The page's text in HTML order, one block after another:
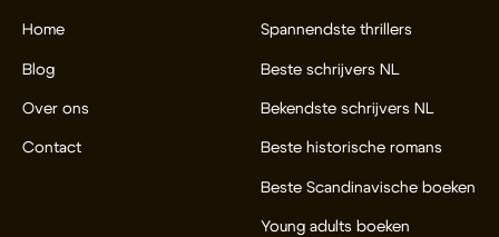
Home
Blog
Over ons
Contact
Spannendste thrillers
Beste schrijvers NL
Bekendste schrijvers NL
Beste historische romans
Beste Scandinavische boeken
Young adults boeken